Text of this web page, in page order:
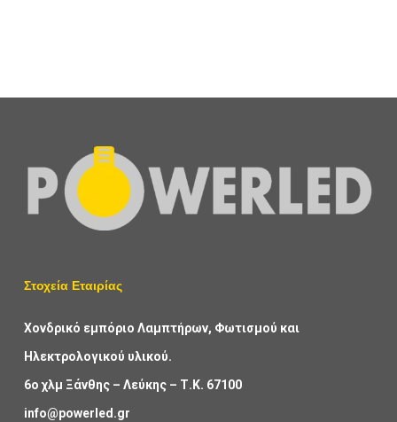
Στοχεία Εταιρίας
Χονδρικό εμπόριο Λαμπτήρων, Φωτισμού και
Ηλεκτρολογικού υλικού.
6ο χλμ Ξάνθης – Λεύκης – Τ.Κ. 67100
info@powerled.gr